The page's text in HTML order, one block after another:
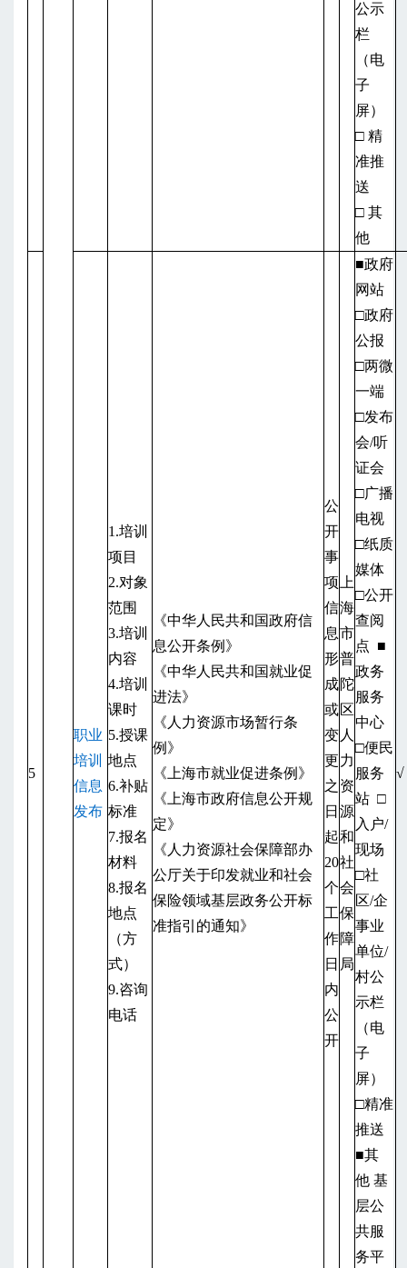
公示
栏
（电
子
屏）
□ 精
准推
送
□ 其
他
5
职业
培训
信息
发布
1.培训
项目
2.对象
范围
3.培训
内容
4.培训
课时
5.授课
地点
6.补贴
标准
7.报名
材料
8.报名
地点
（方
式）
9.咨询
电话
《中华人民共和国政府信
息公开条例》
《中华人民共和国就业促
进法》
《人力资源市场暂行条
例》
《上海市就业促进条例》
《上海市政府信息公开规
定》
《人力资源社会保障部办
公厅关于印发就业和社会
保险领域基层政务公开标
准指引的通知》
公
开
事
项
信
息
形
成
或
变
更
之
日
起
20
个
工
作
日
内
公
开
上
海
市
普
陀
区
人
力
资
源
和
社
会
保
障
局
■政府
网站
□政府
公报
□两微
一端
□发布
会/听
证会
□广播
电视
□纸质
媒体
□公开
查阅
点 ■
政务
服务
中心
□便民
服务
站 □
入户/
现场
□社
区/企
事业
单位/
村公
示栏
（电
子
屏）
□精准
推送
■其
他 基
层公
共服
务平
√